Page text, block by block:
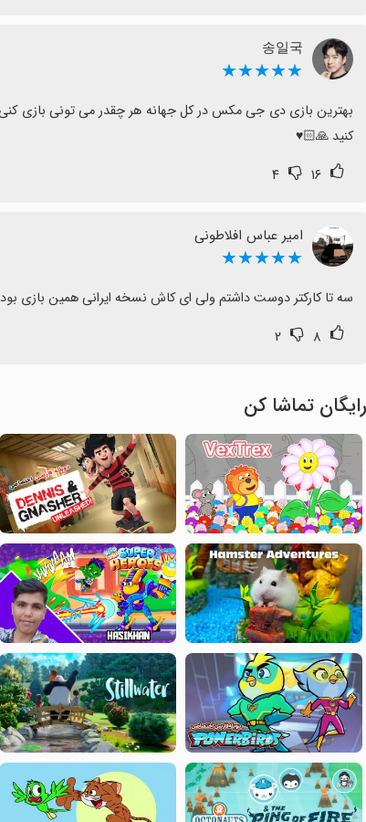
송일국
★★★★★
کنید 🙏🏻♥️
۱۶ ۴
امیر عباس افلاطونی
★★★★★
سه تا کارکتر دوست داشتم ولی ای کاش نسخه ایرانی همین بازی بود
۸ ۲
رایگان تماشا کن